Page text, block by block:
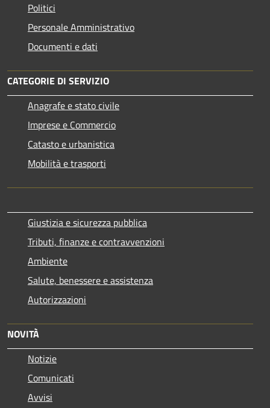
Politici
Personale Amministrativo
Documenti e dati
CATEGORIE DI SERVIZIO
Anagrafe e stato civile
Imprese e Commercio
Catasto e urbanistica
Mobilità e trasporti
Giustizia e sicurezza pubblica
Tributi, finanze e contravvenzioni
Ambiente
Salute, benessere e assistenza
Autorizzazioni
NOVITÀ
Notizie
Comunicati
Avvisi